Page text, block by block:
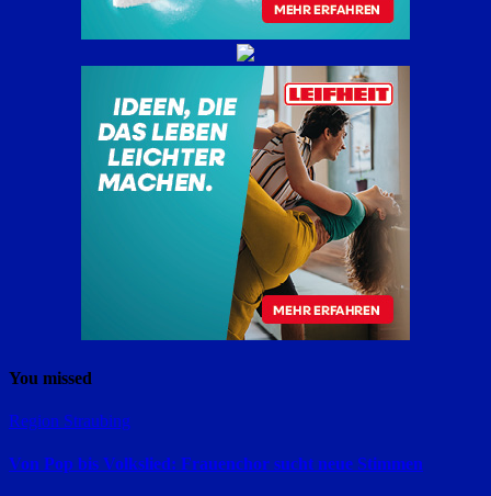
You missed
Region Straubing
Von Pop bis Volkslied: Frauenchor sucht neue Stimmen